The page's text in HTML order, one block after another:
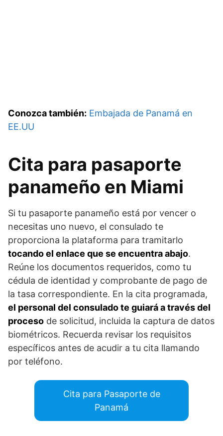
Conozca también: Embajada de Panamá en
EE.UU
Cita para pasaporte
panameño en Miami
Si tu pasaporte panameño está por vencer o
necesitas uno nuevo, el consulado te
proporciona la plataforma para tramitarlo
tocando el enlace que se encuentra abajo.
Reúne los documentos requeridos, como tu
cédula de identidad y comprobante de pago de
la tasa correspondiente. En la cita programada,
el personal del consulado te guiará a través del
proceso de solicitud, incluida la captura de datos
biométricos. Recuerda revisar los requisitos
específicos antes de acudir a tu cita llamando
por teléfono.
Cita para Pasaporte de
Panamá